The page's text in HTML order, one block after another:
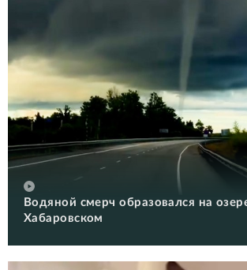
Водяной смерч образовался на
Хабаровском